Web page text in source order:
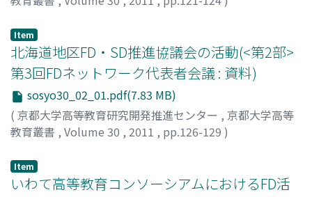
Item
北海道地区FD・SD推進協議会の活動(<第2部>
第3回FDネットワーク代表者会議 : 資料)
sosyo30_02_01.pdf(7.83 MB)
( 京都大学高等教育研究開発推進センター , 京都大学高等
教育叢書 , Volume 30 , 2011 , pp.126-129 )
Item
いわて高等教育コンソーシアムにおけるFD活